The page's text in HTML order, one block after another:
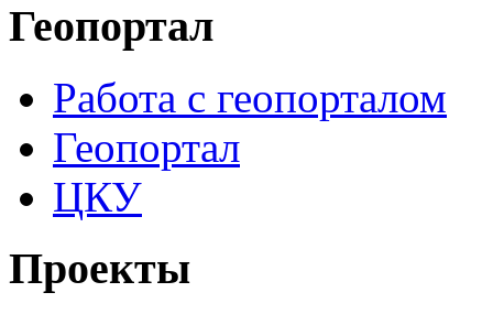
Геопортал
Работа с геопорталом
Геопортал
ЦКУ
Проекты